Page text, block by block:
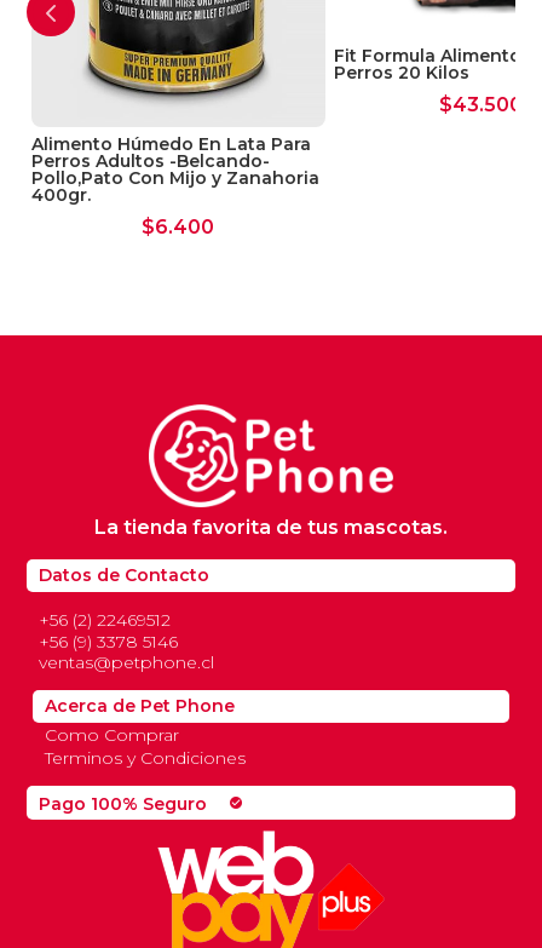
Calibra sean tan eficaces.
Alimento Húmedo En Lata Para
Perros Adultos -Belcando-
Pollo,Pato Con Mijo y Zanahoria
400gr.
$6.400
Fit Formula Alimento
Perros 20 Kilos
$43.500
Pago 100% Seguro check_circle
Datos de Contacto
+56 (2) 22469512
+56 (9) 3378 5146
ventas@petphone.cl
La tienda favorita de tus mascotas.
Acerca de Pet Phone
Como Comprar
Terminos y Condiciones